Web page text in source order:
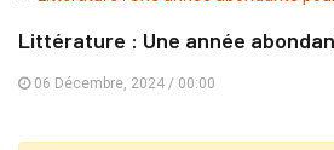
Littérature : Une année
06 Décembre, 2024 / 00:00